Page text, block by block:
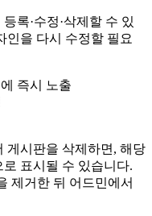
록·수정·삭제할 수 있
인을 다시 수정할 필요
즉시 노출
게시판을 삭제하면, 해당
표시될 수 있습니다.
제거한 뒤 어드민에서